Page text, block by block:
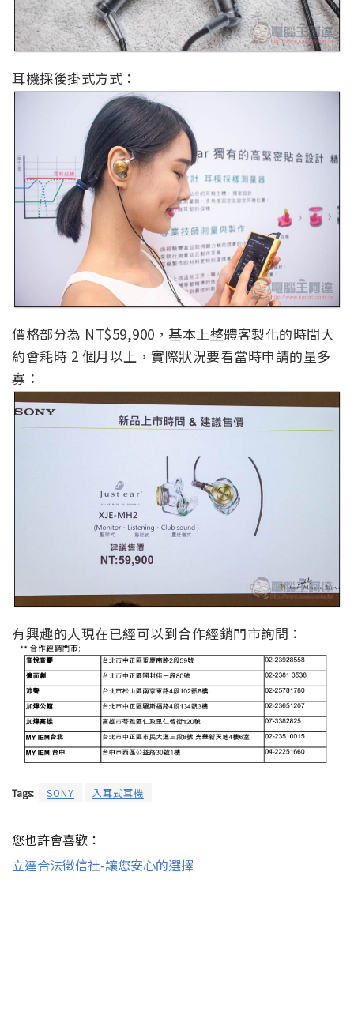
耳機採後掛式方式：
價格部分為 NT$59,900，基本上整體客製化的時間大
約會耗時 2 個月以上，實際狀況要看當時申請的量多
寡：
有興趣的人現在已經可以到合作經銷門市詢問：
Tags: SONY 入耳式耳機
您也許會喜歡：
立達合法徵信社-讓您安心的選擇